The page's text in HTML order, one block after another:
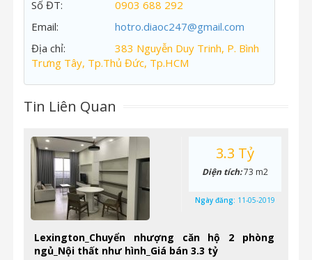
Số ĐT:
0903 688 292
Email:
hotro.diaoc247@gmail.com
Địa chỉ:
383 Nguyễn Duy Trinh, P. Bình
Trưng Tây, Tp.Thủ Đức, Tp.HCM
Tin Liên Quan
Lexington_Chuyển nhượng căn hộ 2 phòng
ngủ_Nội thất như hình_Giá bán 3.3 tỷ
3.3 Tỷ
Diện tích:73 m2
Ngày đăng: 11-05-2019